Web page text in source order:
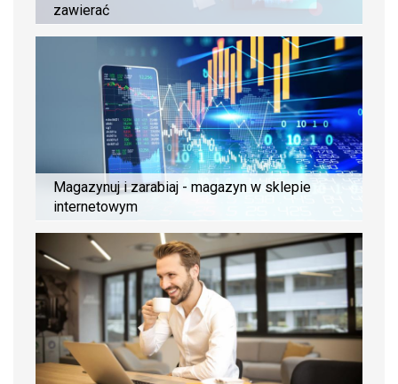
zawierać
Magazynuj i zarabiaj - magazyn w sklepie
internetowym